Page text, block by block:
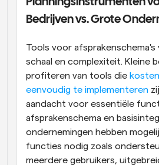
Planningsinstrumenten
Bedrijven vs. Grote
Tools voor afsprakenschema's
schaal en complexiteit. Kleine
profiteren van tools die
eenvoudig te implementeren
aandacht voor essentiële
afsprakenschema en
ondernemingen hebben
functies nodig zoals
meerdere gebruikers,